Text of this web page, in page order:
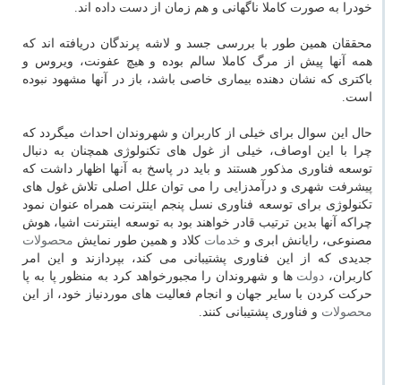
خودرا به صورت كاملا ناگهانی و هم زمان از دست داده اند.
محققان همین طور با بررسی جسد و لاشه پرندگان دریافته اند كه
همه آنها پیش از مرگ كاملا سالم بوده و هیچ عفونت، ویروس و
باكتری كه نشان دهنده بیماری خاصی باشد، باز در آنها مشهود نبوده
است.
حال این سوال برای خیلی از كاربران و شهروندان احداث میگردد كه
چرا با این اوصاف، خیلی از غول های تكنولوژی همچنان به دنبال
توسعه فناوری مذكور هستند و باید در پاسخ به آنها اظهار داشت كه
پیشرفت شهری و درآمدزایی را می توان علل اصلی تلاش غول های
تكنولوژی برای توسعه فناوری نسل پنجم اینترنت همراه عنوان نمود
چراكه آنها بدین ترتیب قادر خواهند بود به توسعه اینترنت اشیا، هوش
مصنوعی، رایانش ابری و خدمات كلاد و همین طور نمایش محصولات
جدیدی كه از این فناوری پشتیبانی می كند، بپردازند و این امر
كاربران، دولت ها و شهروندان را مجبورخواهد كرد به منظور پا به پا
حركت كردن با سایر جهان و انجام فعالیت های موردنیاز خود، از این
محصولات و فناوری پشتیبانی كنند.